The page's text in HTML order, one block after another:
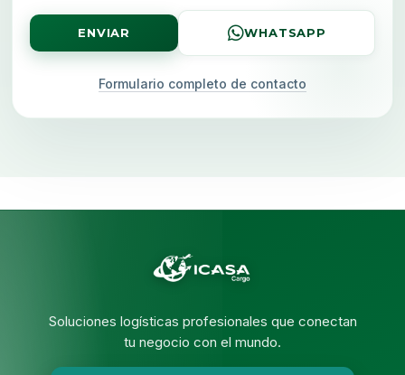
ENVIAR WHATSAPP
Formulario completo de contacto
Soluciones logísticas profesionales que conectan
tu negocio con el mundo.